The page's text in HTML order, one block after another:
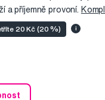
a příjemně provoní.
20 Kč (20 %) i